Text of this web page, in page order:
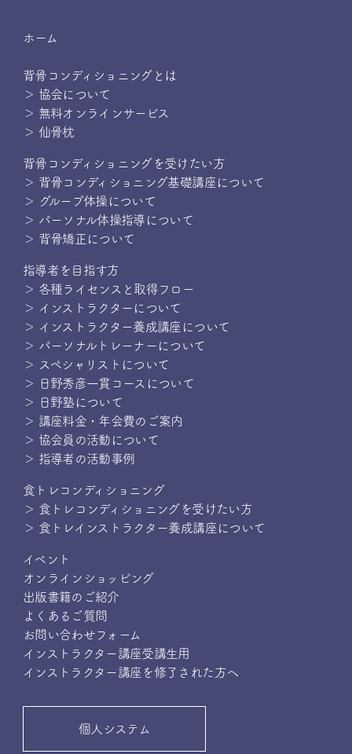
ホーム
背骨コンディショニングとは
＞ 協会について
＞ 無料オンラインサービス
＞ 仙骨枕
背骨コンディショニングを受けたい方
＞ 背骨コンディショニング基礎講座について
＞ グループ体操について
＞ パーソナル体操指導について
＞ 背骨矯正について
指導者を目指す方
＞ 各種ライセンスと取得フロー
＞ インストラクターについて
＞ インストラクター養成講座について
＞ パーソナルトレーナーについて
＞ スペシャリストについて
＞ 日野秀彦一貫コースについて
＞ 日野塾について
＞ 講座料金・年会費のご案内
＞ 協会員の活動について
＞ 指導者の活動事例
食トレコンディショニング
＞ 食トレコンディショニングを受けたい方
＞ 食トレインストラクター養成講座について
イベント
オンラインショッピング
出版書籍のご紹介
よくあるご質問
お問い合わせフォーム
インストラクター講座受講生用
インストラクター講座を修了された方へ
個人システム